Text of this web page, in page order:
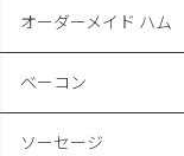
オーダーメイド ハム
ベーコン
ソーセージ